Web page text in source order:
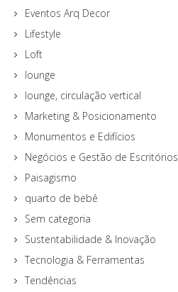
Eventos Arq Decor
Lifestyle
Loft
lounge
lounge, circulação vertical
Marketing & Posicionamento
Monumentos e Edifícios
Negócios e Gestão de Escritórios
Paisagismo
quarto de bebê
Sem categoria
Sustentabilidade & Inovação
Tecnologia & Ferramentas
Tendências